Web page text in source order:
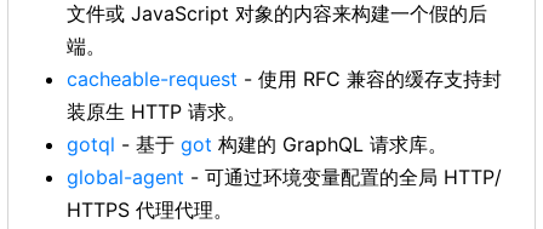
文件或 JavaScript 对象的内容来构建一个假的后
端。
cacheable-request - 使用 RFC 兼容的缓存支持封
装原生 HTTP 请求。
gotql - 基于 got 构建的 GraphQL 请求库。
global-agent - 可通过环境变量配置的全局 HTTP/
HTTPS 代理代理。